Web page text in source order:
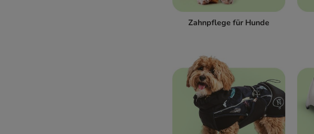
Zahnpflege für Hunde